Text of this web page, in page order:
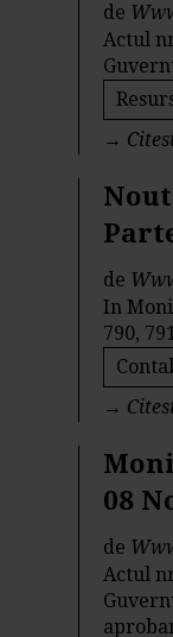
de
Actul
→
de
In
790,
→
08
de
Actul